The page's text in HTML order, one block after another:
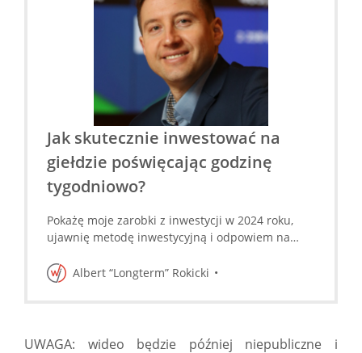
Jak skutecznie inwestować na
giełdzie poświęcając godzinę
tygodniowo?
Pokażę moje zarobki z inwestycji w 2024 roku,
ujawnię metodę inwestycyjną i odpowiem na
Albert “Longterm” Rokicki
UWAGA: wideo będzie później niepubliczne i